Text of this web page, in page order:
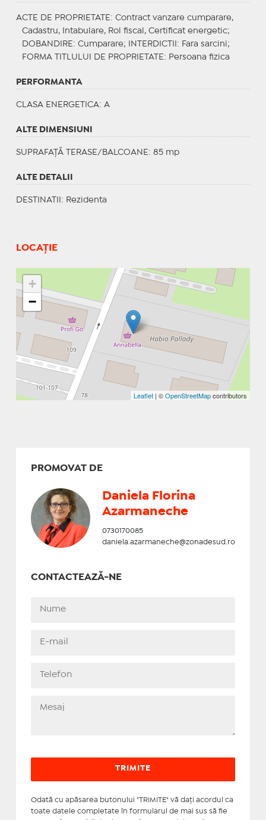
ACTE DE PROPRIETATE : Contract vanzare cumparare,
Cadastru, Intabulare, Rol fiscal, Certificat energetic;
DOBANDIRE : Cumparare; INTERDICTII : Fara sarcini;
FORMA TITLULUI DE PROPRIETATE : Persoana fizica
PERFORMANTA
CLASA ENERGETICA: A
ALTE DIMENSIUNI
SUPRAFAȚĂ TERASE/BALCOANE: 85 mp
ALTE DETALII
DESTINATII : Rezidenta
LOCAȚIE
+
−
Leaflet | ©OpenStreetMapcontributors
PROMOVAT DE
Daniela Florina
Azarmaneche
0730170085
daniela.azarmaneche@zonadesud.ro
CONTACTEAZĂ-NE
Odată cu apăsarea butonului "TRIMITE" vă daţi acordul ca
toate datele completate în formularul de mai sus să fie